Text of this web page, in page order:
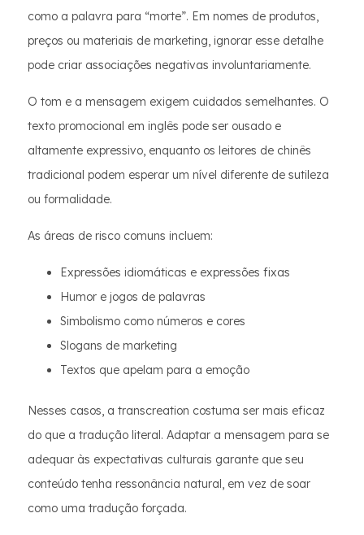
como a palavra para “morte”. Em nomes de produtos,
preços ou materiais de marketing, ignorar esse detalhe
pode criar associações negativas involuntariamente.
O tom e a mensagem exigem cuidados semelhantes. O
texto promocional em inglês pode ser ousado e
altamente expressivo, enquanto os leitores de chinês
tradicional podem esperar um nível diferente de sutileza
ou formalidade.
As áreas de risco comuns incluem:
Expressões idiomáticas e expressões fixas
Humor e jogos de palavras
Simbolismo como números e cores
Slogans de marketing
Textos que apelam para a emoção
Nesses casos, a transcreation costuma ser mais eficaz
do que a tradução literal. Adaptar a mensagem para se
adequar às expectativas culturais garante que seu
conteúdo tenha ressonância natural, em vez de soar
como uma tradução forçada.